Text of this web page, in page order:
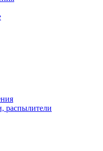
распылители